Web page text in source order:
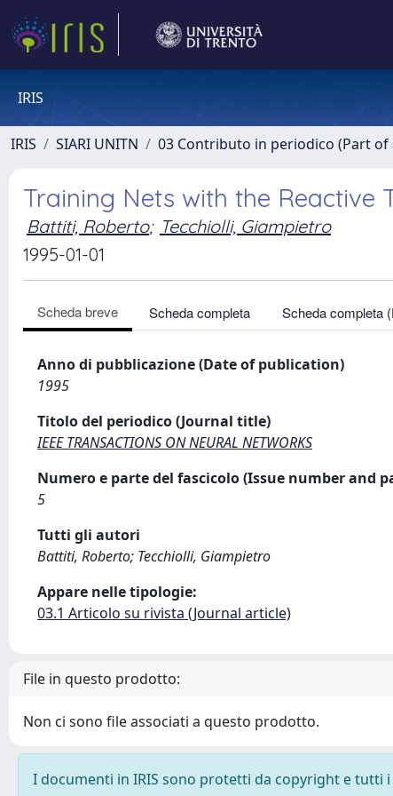
IRIS
IRIS SIARI UNITN 03 Contributo in periodico (Part of
Training Nets with the Reactive
Battiti, Roberto; Tecchiolli, Giampietro
1995-01-01
Scheda breve Scheda completa Scheda completa
Anno di pubblicazione (Date of publication)
1995
Titolo del periodico (Journal title)
IEEE TRANSACTIONS ON NEURAL NETWORKS
Numero e parte del fascicolo (Issue number and
5
Tutti gli autori
Battiti, Roberto; Tecchiolli, Giampietro
Appare nelle tipologie:
03.1 Articolo su rivista (Journal article)
File in questo prodotto:
Non ci sono file associati a questo prodotto.
I documenti in IRIS sono protetti da copyright e tutti